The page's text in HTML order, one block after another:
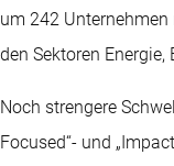
um 242
den Sektoren
Noch strengere
Focused“- und